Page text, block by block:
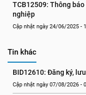
TCB12509: Thông
nghiệp
Cập nhật ngày 24/06/2025 -
Tin khác
BID12610: Đăng ký,
Cập nhật ngày 07/08/2026 -